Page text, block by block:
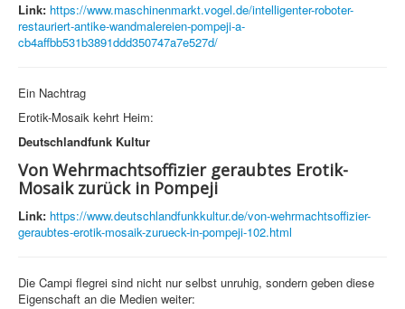
Link: https://www.maschinenmarkt.vogel.de/intelligenter-roboter-
restauriert-antike-wandmalereien-pompeji-a-
cb4affbb531b3891ddd350747a7e527d/
Ein Nachtrag
Erotik-Mosaik kehrt Heim:
Deutschlandfunk Kultur
Von Wehrmachtsoffizier geraubtes Erotik-
Mosaik zurück in Pompeji
Link: https://www.deutschlandfunkkultur.de/von-wehrmachtsoffizier-
geraubtes-erotik-mosaik-zurueck-in-pompeji-102.html
Die Campi flegrei sind nicht nur selbst unruhig, sondern geben diese
Eigenschaft an die Medien weiter: